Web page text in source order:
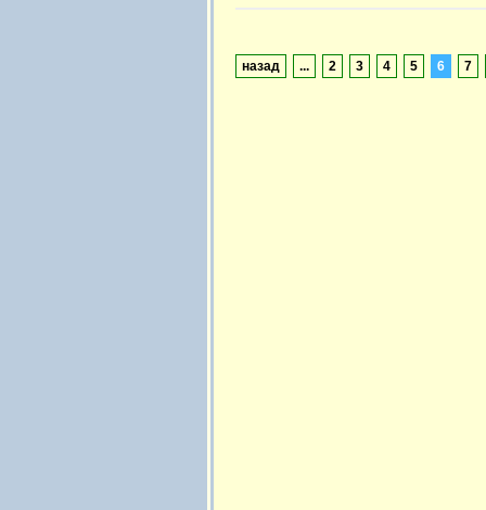
назад ... 2 3 4 5 6 7